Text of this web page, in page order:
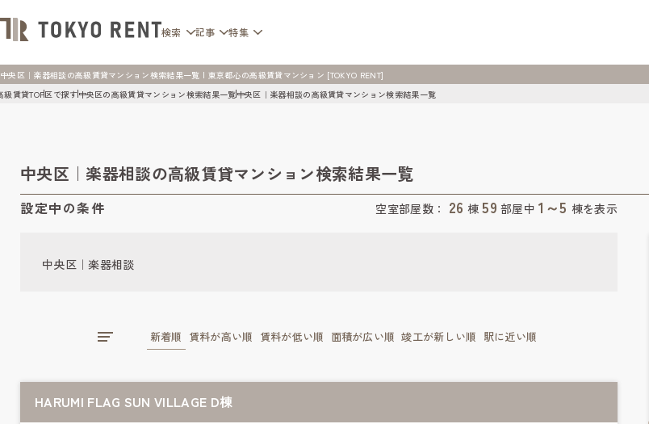
検索 記事 特集
中央区｜楽器相談の高級賃貸マンション検索結果一覧 | 東京都心の高級賃貸マンション [TOKYO RENT]
級賃貸TOP区で探す中央区の高級賃貸マンション検索結果一覧中央区｜楽器相談の高級賃貸マンション検索結果一覧
中央区｜楽器相談の高級賃貸マンション検索結果一覧
設定中の条件 空室部屋数： 26 棟59 部屋中1～5 棟を表示
中央区｜楽器相談
新着順 賃料が高い順 賃料が低い順 面積が広い順 竣工が新しい順 駅に近い順
HARUMI FLAG SUN VILLAGE D棟